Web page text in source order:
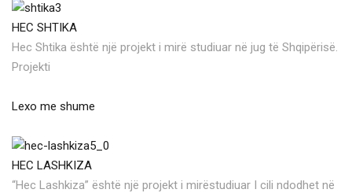
HEC SHTIKA
Hec Shtika është një projekt i mirë studiuar në jug të Shqipërisë.
Projekti
Lexo me shume
HEC LASHKIZA
“Hec Lashkiza” është një projekt i mirëstudiuar I cili ndodhet në